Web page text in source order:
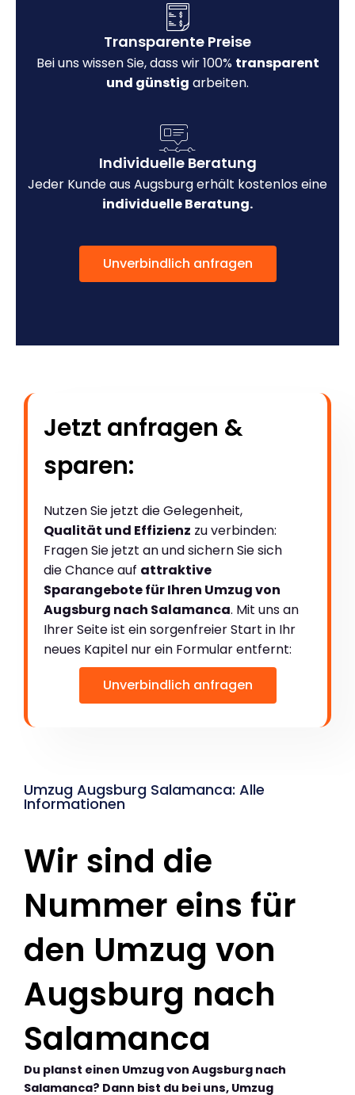
Transparente Preise
Bei uns wissen Sie, dass wir 100% transparent
und günstig arbeiten.
Individuelle Beratung
Jeder Kunde aus Augsburg erhält kostenlos eine
individuelle Beratung.
Unverbindlich anfragen
Jetzt anfragen &
sparen:
Nutzen Sie jetzt die Gelegenheit,
Qualität und Effizienz zu verbinden:
Fragen Sie jetzt an und sichern Sie sich
die Chance auf attraktive
Sparangebote für Ihren Umzug von
Augsburg nach Salamanca. Mit uns an
Ihrer Seite ist ein sorgenfreier Start in Ihr
neues Kapitel nur ein Formular entfernt:
Unverbindlich anfragen
Umzug Augsburg Salamanca: Alle
Informationen
Wir sind die
Nummer eins für
den Umzug von
Augsburg nach
Salamanca
Du planst einen Umzug von Augsburg nach
Salamanca? Dann bist du bei uns, Umzug